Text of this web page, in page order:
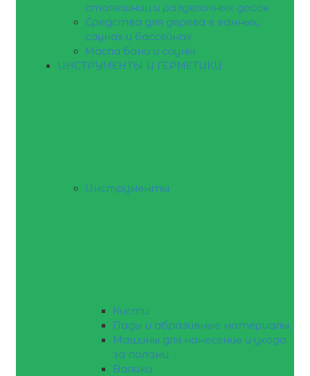
столешниц и разделочных досок
Средства для дерева в ванных,
саунах и бассейнах
Масла бани и сауны
ИНСТРУМЕНТЫ И ГЕРМЕТИКИ
Инструменты
Кисти
Пады и абразивные материалы
Машины для нанесение и ухода
за полами
Валики